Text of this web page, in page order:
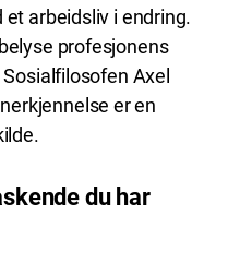
arbeidsliv i endring.
profesjonens
Axel
er en
du har